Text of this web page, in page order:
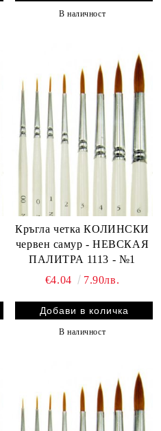
В наличност
Кръгла четка КОЛИНСКИ
червен самур - НЕВСКАЯ
ПАЛИТРА 1113 - №1
€4.04
7.90лв.
В наличност